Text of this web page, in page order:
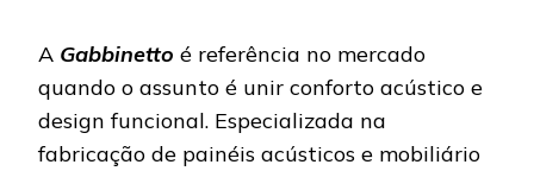
A Gabbinetto é referência no mercado
quando o assunto é unir conforto acústico e
design funcional. Especializada na
fabricação de painéis acústicos e mobiliário